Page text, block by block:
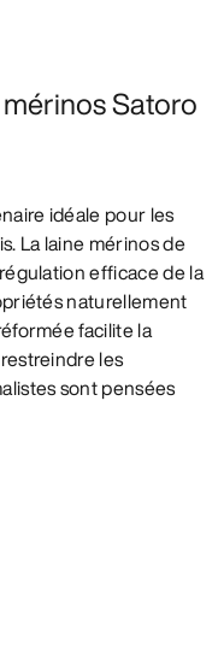
Satoro
idéale pour les
La laine mérinos de
efficace de la
naturellement
facilite la
les
sont pensées